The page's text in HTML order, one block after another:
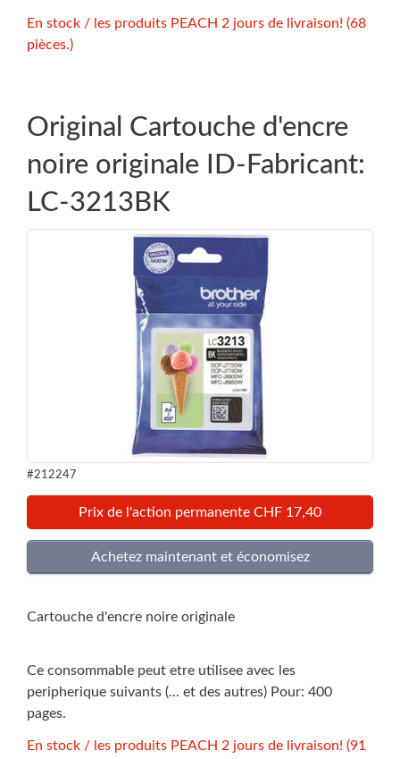
En stock / les produits PEACH 2 jours de livraison! (68
pièces.)
Original Cartouche d'encre
noire originale ID-Fabricant:
LC-3213BK
#212247
Prix de l'action permanente CHF 17,40
Cartouche d'encre noire originale
Ce consommable peut etre utilisee avec les
peripherique suivants (... et des autres) Pour: 400
pages.
En stock / les produits PEACH 2 jours de livraison! (91